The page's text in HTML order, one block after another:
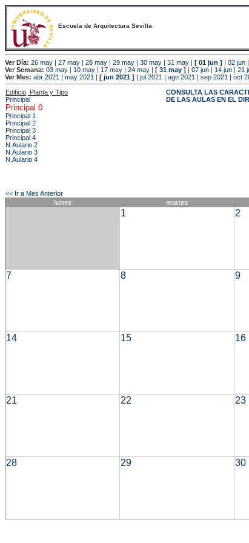
Escuela de Arquitectura Sevilla
Ver Día: 26 may | 27 may | 28 may | 29 may | 30 may | 31 may | [ 01 jun ] | 02 jun |
Ver Semana: 03 may | 10 may | 17 may | 24 may | [ 31 may ] | 07 jun | 14 jun | 21
Ver Mes: abr 2021 | may 2021 | [ jun 2021 ] | jul 2021 | ago 2021 | sep 2021 | oct
Edificio, Planta y Tipo
Principal
Principal 0
Principal 1
Principal 2
Principal 3
Principal 4
N.Aulario 2
N.Aulario 3
N.Aulario 4
CONSULTA LAS
DE LAS AULAS EN EL
<< Ir a Mes Anterior
lunes
martes
1 2
7 8 9
14 15 16
21 22 23
28 29 30